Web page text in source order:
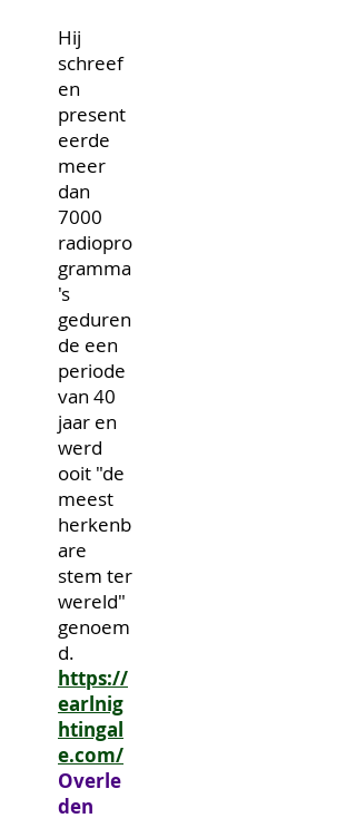
Hij
schreef
en
present
eerde
meer
dan
7000
radiopro
gramma
's
geduren
de een
periode
van 40
jaar en
werd
ooit "de
meest
herkenb
are
stem ter
wereld"
genoem
d.
https://
earlnig
htingal
e.com/
Overle
den